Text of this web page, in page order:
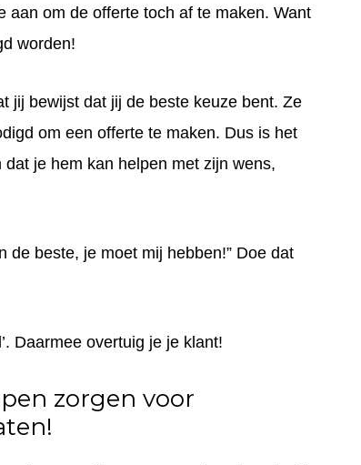
aan om de offerte toch af te maken. Want
worden!
jij bewijst dat jij de beste keuze bent. Ze
om een offerte te maken. Dus is het
je hem kan helpen met zijn wens,
de beste, je moet mij hebben!” Doe dat
. Daarmee overtuig je je klant!
zorgen voor